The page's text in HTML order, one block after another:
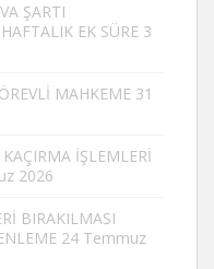
ŞARTI
EK SÜRE 3
MAHKEME 31
İŞLEMLERİ
2026
BIRAKILMASI
24 Temmuz